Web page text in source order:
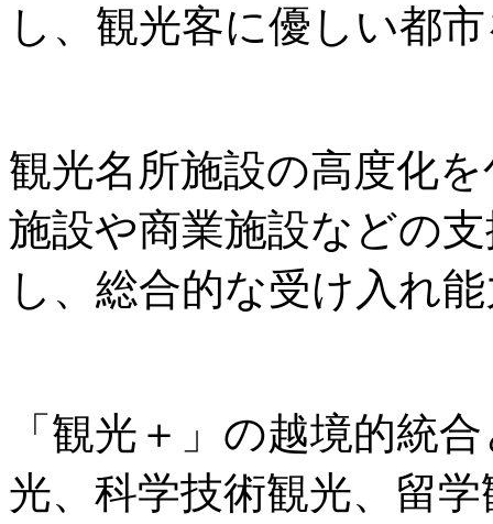
し、観光客に優しい都
観光名所施設の高度化
施設や商業施設などの
し、総合的な受け入れ
「観光＋」の越境的統
光、科学技術観光、留